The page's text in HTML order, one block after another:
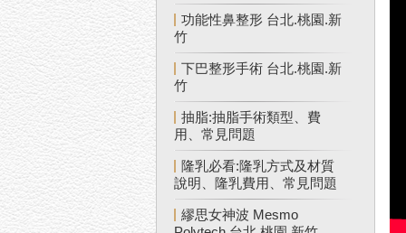
功能性鼻整形 台北.桃園.新
竹
下巴整形手術 台北.桃園.新
竹
抽脂:抽脂手術類型、費
用、常見問題
隆乳必看:隆乳方式及材質
說明、隆乳費用、常見問題
繆思女神波 Mesmo